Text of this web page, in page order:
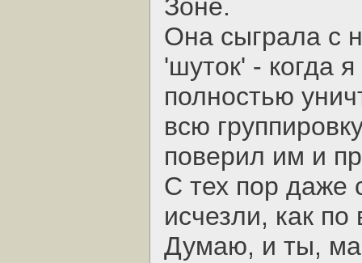
Зоне.
Она сыграла с
'шуток' - когда
полностью
всю
поверил им и
С тех пор даже
исчезли, как по
Думаю, и ты,